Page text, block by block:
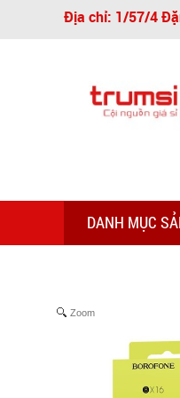
Địa chỉ: 1/57/4
DANH MỤC
Zoom